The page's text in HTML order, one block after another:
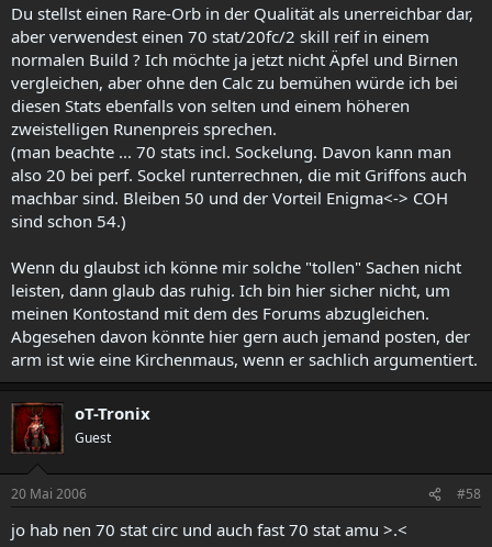
Du stellst einen Rare-Orb in der Qualität als unerreichbar dar,
aber verwendest einen 70 stat/20fc/2 skill reif in einem
normalen Build ? Ich möchte ja jetzt nicht Äpfel und Birnen
vergleichen, aber ohne den Calc zu bemühen würde ich bei
diesen Stats ebenfalls von selten und einem höheren
zweistelligen Runenpreis sprechen.
(man beachte ... 70 stats incl. Sockelung. Davon kann man
also 20 bei perf. Sockel runterrechnen, die mit Griffons auch
machbar sind. Bleiben 50 und der Vorteil Enigma<-> COH
sind schon 54.)
Wenn du glaubst ich könne mir solche "tollen" Sachen nicht
leisten, dann glaub das ruhig. Ich bin hier sicher nicht, um
meinen Kontostand mit dem des Forums abzugleichen.
Abgesehen davon könnte hier gern auch jemand posten, der
arm ist wie eine Kirchenmaus, wenn er sachlich argumentiert.
oT-Tronix
Guest
20 Mai 2006 #58
jo hab nen 70 stat circ und auch fast 70 stat amu >.<